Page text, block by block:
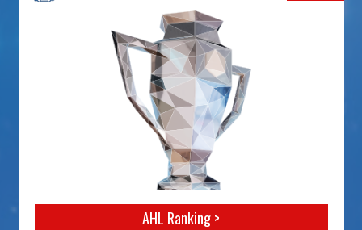
AHL Ranking >